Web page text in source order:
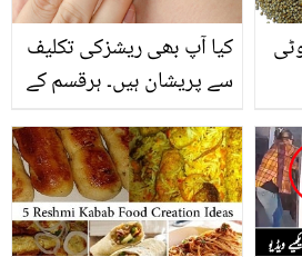
کیا آپ بھی ریشزکی تکلیف
سے پریشان ہیں۔ ہرقسم کے
آسان گھریلو نسخے۔